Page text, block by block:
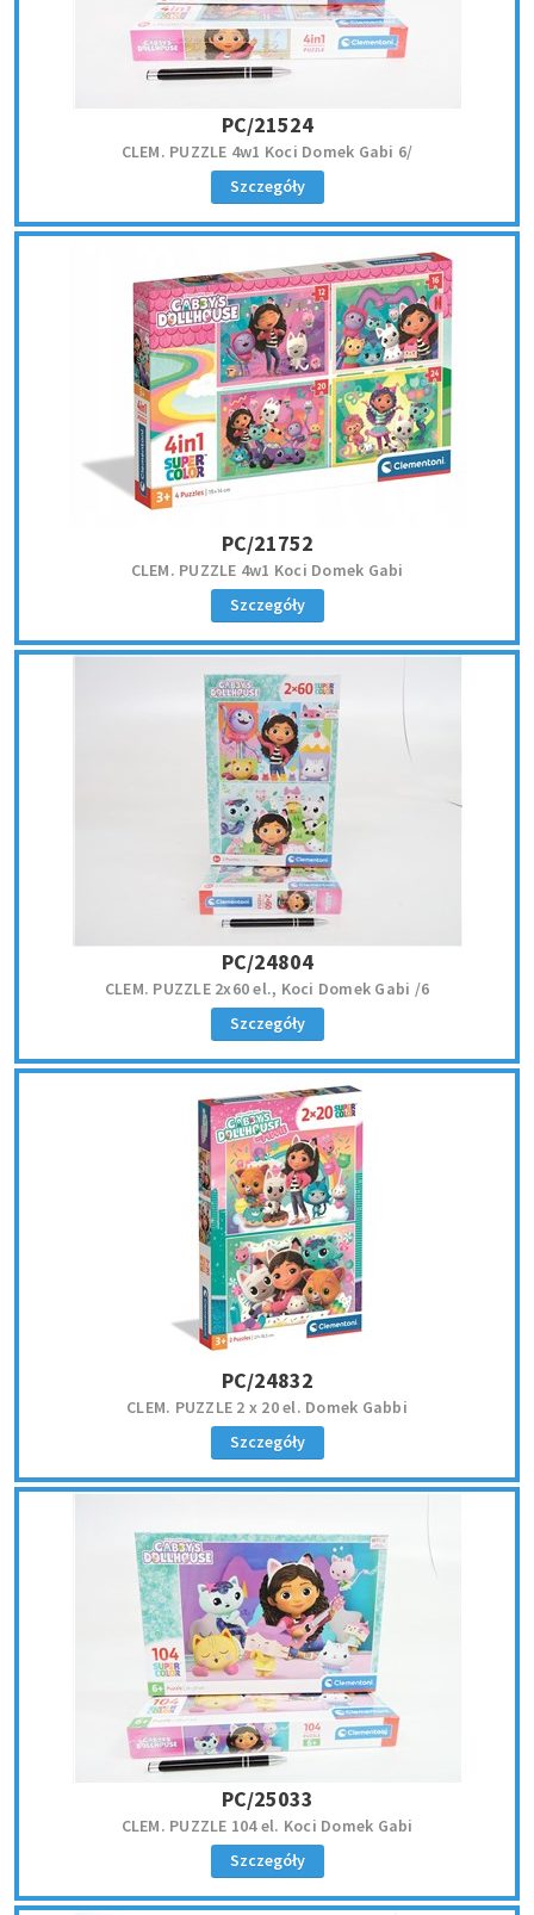
PC/21524
CLEM. PUZZLE 4w1 Koci Domek Gabi 6/
Szczegóły
PC/21752
CLEM. PUZZLE 4w1 Koci Domek Gabi
Szczegóły
PC/24804
CLEM. PUZZLE 2x60 el., Koci Domek Gabi /6
Szczegóły
PC/24832
CLEM. PUZZLE 2 x 20 el. Domek Gabbi
Szczegóły
PC/25033
CLEM. PUZZLE 104 el. Koci Domek Gabi
Szczegóły